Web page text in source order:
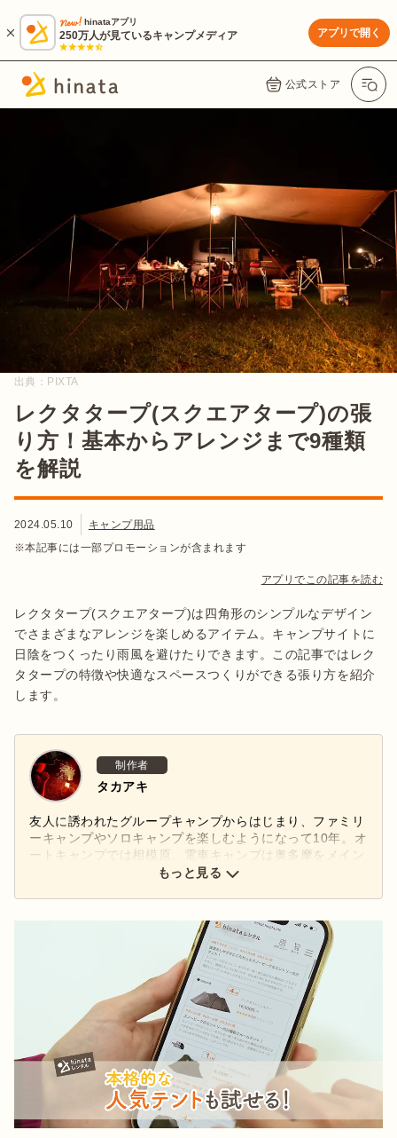
hinataアプリ
250万人が見ているキャンプメディア アプリで開く
公式ストア
出典： PIXTA
レクタタープ(スクエアタープ)の張
り方！基本からアレンジまで9種類
を解説
2024.05.10
キャンプ用品
※本記事には一部プロモーションが含まれます
アプリでこの記事を読む
レクタタープ(スクエアタープ)は四角形のシンプルなデザイン
でさまざまなアレンジを楽しめるアイテム。キャンプサイトに
日陰をつくったり雨風を避けたりできます。この記事ではレク
タタープの特徴や快適なスペースつくりができる張り方を紹介
します。
制作者
タカアキ
友人に誘われたグループキャンプからはじまり、ファミリ
ーキャンプやソロキャンプを楽しむようになって10年。オ
ートキャンプでは相模原、電車キャンプは奥多摩をメイン
に行っています。ULで行くときのテントはアライテント
ブランドはチタン製の軽量なギアを展開している
もっと見る